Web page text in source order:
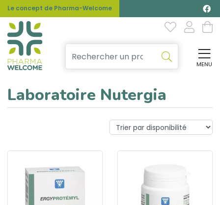
Le concept de Pharma-Welcome
MENU
Laboratoire Nutergia